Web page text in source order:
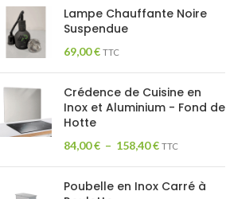
Lampe Chauffante Noire
Suspendue
69,00€ TTC
Crédence de Cuisine en
Inox et Aluminium - Fond de
Hotte
84,00€ – 158,40€ TTC
Poubelle en Inox Carré à